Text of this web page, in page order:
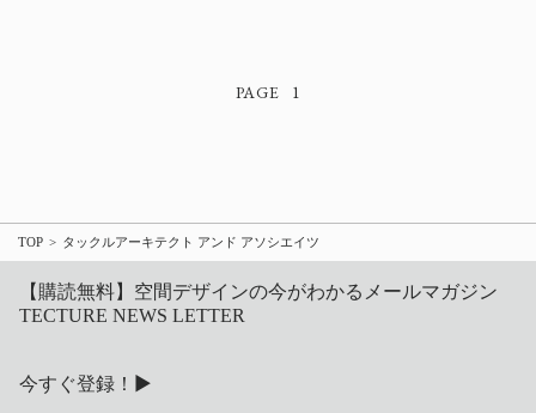
1
TOP タックルアーキテクト アンド アソシエイツ
【購読無料】空間デザインの今がわかるメールマガジン
TECTURE NEWS LETTER
今すぐ登録！▶